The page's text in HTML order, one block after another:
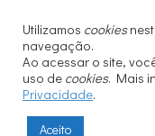
Jardim Santa Angelina -
São Carlos - São Paulo -
Telefone: (16) 3373-8068
(16) 3364-8070
Utilizamos cookies
navegação.
Ao acessar o site,
uso de cookies. Mais
Privacidade.
Aceito